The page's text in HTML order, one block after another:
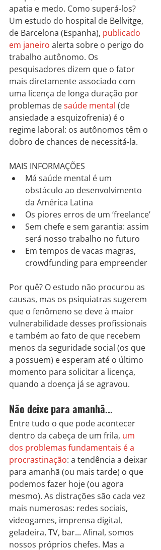
apatia e medo. Como superá-los?
Um estudo do hospital de Bellvitge,
de Barcelona (Espanha), publicado
em janeiro alerta sobre o perigo do
trabalho autônomo. Os
pesquisadores dizem que o fator
mais diretamente associado com
uma licença de longa duração por
problemas de saúde mental (de
ansiedade a esquizofrenia) é o
regime laboral: os autônomos têm o
dobro de chances de necessitá-la.
MAIS INFORMAÇÕES
Má saúde mental é um
obstáculo ao desenvolvimento
da América Latina
Os piores erros de um ‘freelance’
Sem chefe e sem garantia: assim
será nosso trabalho no futuro
Em tempos de vacas magras,
crowdfunding para empreender
Por quê? O estudo não procurou as
causas, mas os psiquiatras sugerem
que o fenômeno se deve à maior
vulnerabilidade desses profissionais
e também ao fato de que recebem
menos da seguridade social (os que
a possuem) e esperam até o último
momento para solicitar a licença,
quando a doença já se agravou.
Não deixe para amanhã...
Entre tudo o que pode acontecer
dentro da cabeça de um frila, um
dos problemas fundamentais é a
procrastinação: a tendência a deixar
para amanhã (ou mais tarde) o que
podemos fazer hoje (ou agora
mesmo). As distrações são cada vez
mais numerosas: redes sociais,
videogames, imprensa digital,
geladeira, TV, bar... Afinal, somos
nossos próprios chefes. Mas a